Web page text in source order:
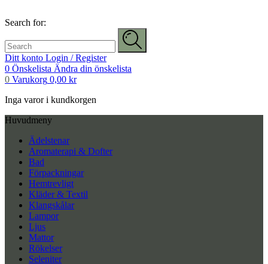
Search for:
Ditt konto Login / Register
0 Önskelista Ändra din önskelista
0 Varukorg 0,00 kr
Inga varor i kundkorgen
Huvudmeny
Ädelstenar
Aromaterapi & Dofter
Bad
Förpackningar
Hemtrevligt
Kläder & Textil
Klangskålar
Lampor
Ljus
Mattor
Rökelser
Seleniter